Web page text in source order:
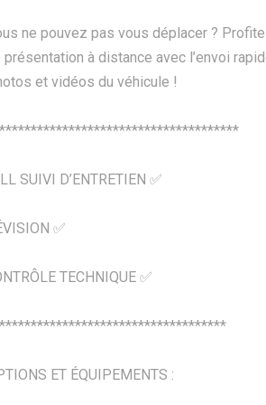
ne pouvez pas vous déplacer ?
présentation à distance avec l’envoi
et vidéos du véhicule !
SUIVI D’ENTRETIEN ✅
✅
TECHNIQUE ✅
ET ÉQUIPEMENTS :